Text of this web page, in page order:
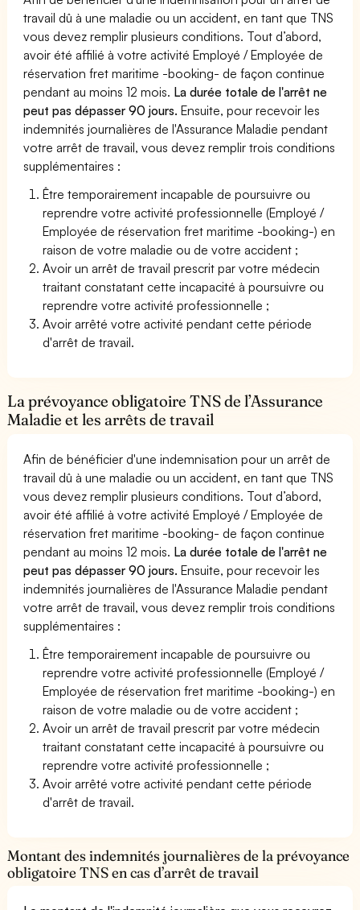
travail dû à une maladie ou un accident, en tant que TNS
vous devez remplir plusieurs conditions. Tout d’abord,
avoir été affilié à votre activité Employé / Employée de
réservation fret maritime -booking- de façon continue
pendant au moins 12 mois. La durée totale de l'arrêt ne
peut pas dépasser 90 jours. Ensuite, pour recevoir les
indemnités journalières de l'Assurance Maladie pendant
votre arrêt de travail, vous devez remplir trois conditions
supplémentaires :
Être temporairement incapable de poursuivre ou
reprendre votre activité professionnelle (Employé /
Employée de réservation fret maritime -booking-) en
raison de votre maladie ou de votre accident ;
Avoir un arrêt de travail prescrit par votre médecin
traitant constatant cette incapacité à poursuivre ou
reprendre votre activité professionnelle ;
Avoir arrêté votre activité pendant cette période
d'arrêt de travail.
La prévoyance obligatoire TNS de l’Assurance
Maladie et les arrêts de travail
Afin de bénéficier d'une indemnisation pour un arrêt de
travail dû à une maladie ou un accident, en tant que TNS
vous devez remplir plusieurs conditions. Tout d’abord,
avoir été affilié à votre activité Employé / Employée de
réservation fret maritime -booking- de façon continue
pendant au moins 12 mois. La durée totale de l'arrêt ne
peut pas dépasser 90 jours. Ensuite, pour recevoir les
indemnités journalières de l'Assurance Maladie pendant
votre arrêt de travail, vous devez remplir trois conditions
supplémentaires :
Être temporairement incapable de poursuivre ou
reprendre votre activité professionnelle (Employé /
Employée de réservation fret maritime -booking-) en
raison de votre maladie ou de votre accident ;
Avoir un arrêt de travail prescrit par votre médecin
traitant constatant cette incapacité à poursuivre ou
reprendre votre activité professionnelle ;
Avoir arrêté votre activité pendant cette période
d'arrêt de travail.
Montant des indemnités journalières de la prévoyance
obligatoire TNS en cas d’arrêt de travail